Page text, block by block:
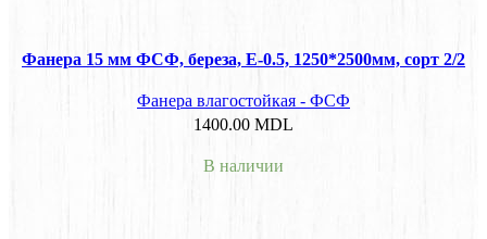
Фанера 15 мм ФСФ, береза, E-0.5, 1250*2500мм, сорт 2/2
Фанера влагостойкая - ФСФ
1400.00 MDL
В наличии